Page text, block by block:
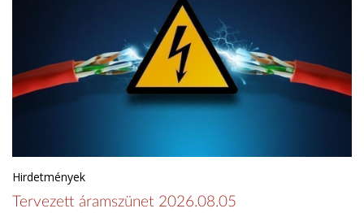
Hirdetmények
Tervezett áramszünet 2026.08.05